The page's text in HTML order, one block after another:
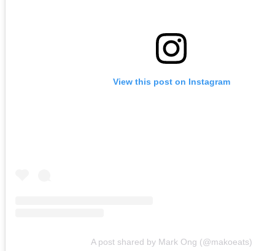
View this post on Instagram
A post shared by Mark Ong (@makoeats)